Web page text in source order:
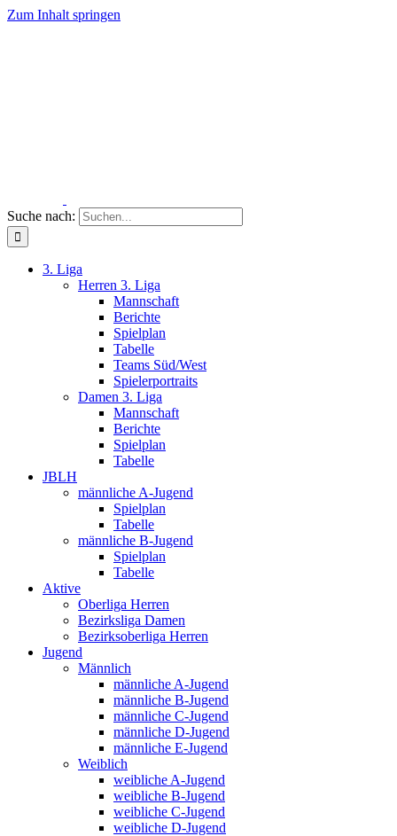
Zum Inhalt springen
Suche nach:
3. Liga
Herren 3. Liga
Mannschaft
Berichte
Spielplan
Tabelle
Teams Süd/West
Spielerportraits
Damen 3. Liga
Mannschaft
Berichte
Spielplan
Tabelle
JBLH
männliche A-Jugend
Spielplan
Tabelle
männliche B-Jugend
Spielplan
Tabelle
Aktive
Oberliga Herren
Bezirksliga Damen
Bezirksoberliga Herren
Jugend
Männlich
männliche A-Jugend
männliche B-Jugend
männliche C-Jugend
männliche D-Jugend
männliche E-Jugend
Weiblich
weibliche A-Jugend
weibliche B-Jugend
weibliche C-Jugend
weibliche D-Jugend